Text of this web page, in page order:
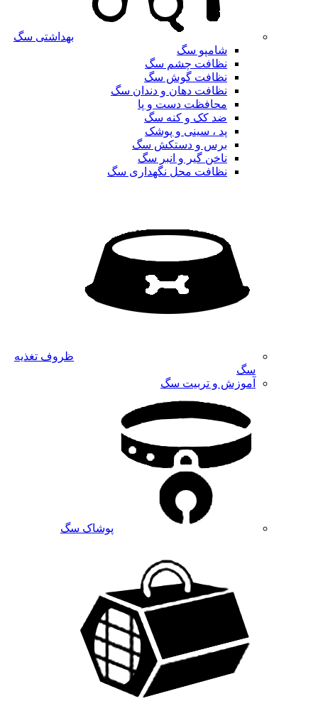
بهداشتی سگ
شامپو سگ
نظافت چشم سگ
نظافت گوش سگ
نظافت دهان و دندان سگ
محافظت دست و پا
ضد کک و کنه سگ
پد ، سینی و پوشک
برس و دستکش سگ
ناخن گیر و انبر سگ
نظافت محل نگهداری سگ
ظروف تغذیه
سگ
آموزش و تربیت سگ
پوشاک سگ